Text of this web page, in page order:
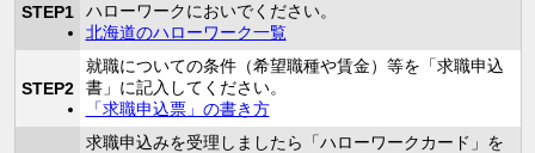
STEP1
ハローワークにおいでください。
北海道のハローワーク一覧
STEP2
就職についての条件（希望職種や賃金）等を「求職申込
書」に記入してください。
「求職申込票」の書き方
求職申込みを受理しましたら「ハローワークカード」を